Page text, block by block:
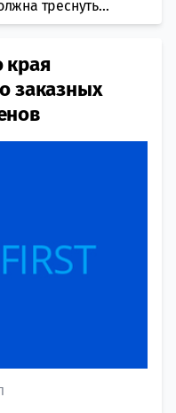
треснуть...
края
заказных